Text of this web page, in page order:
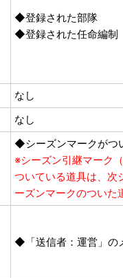
◆登録された部隊
◆登録された任命編制
なし
なし
◆シーズンマークがつ
※シーズン引継マーク
ついている道具は、次
ーズンマークのついた
◆「送信者：運営」の